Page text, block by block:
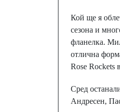
Кой ще я
сезона и
фланелка.
отлична
Rose Rockets
Сред
Андресен,